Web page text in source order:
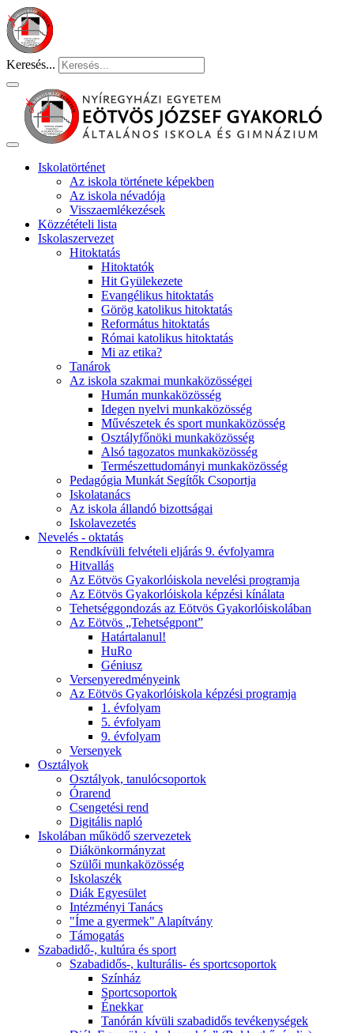
Keresés...
Iskolatörténet
Az iskola története képekben
Az iskola névadója
Visszaemlékezések
Közzétételi lista
Iskolaszervezet
Hitoktatás
Hitoktatók
Hit Gyülekezete
Evangélikus hitoktatás
Görög katolikus hitoktatás
Református hitoktatás
Római katolikus hitoktatás
Mi az etika?
Tanárok
Az iskola szakmai munkaközösségei
Humán munkaközösség
Idegen nyelvi munkaközösség
Művészetek és sport munkaközösség
Osztályfőnöki munkaközösség
Alsó tagozatos munkaközösség
Természettudományi munkaközösség
Pedagógia Munkát Segítők Csoportja
Iskolatanács
Az iskola állandó bizottságai
Iskolavezetés
Nevelés - oktatás
Rendkívüli felvételi eljárás 9. évfolyamra
Hitvallás
Az Eötvös Gyakorlóiskola nevelési programja
Az Eötvös Gyakorlóiskola képzési kínálata
Tehetséggondozás az Eötvös Gyakorlóiskolában
Az Eötvös „Tehetségpont”
Határtalanul!
HuRo
Géniusz
Versenyeredményeink
Az Eötvös Gyakorlóiskola képzési programja
1. évfolyam
5. évfolyam
9. évfolyam
Versenyek
Osztályok
Osztályok, tanulócsoportok
Órarend
Csengetési rend
Digitális napló
Iskolában működő szervezetek
Diákönkormányzat
Szülői munkaközösség
Iskolaszék
Diák Egyesület
Intézményi Tanács
"Íme a gyermek" Alapítvány
Támogatás
Szabadidő-, kultúra és sport
Szabadidős-, kulturális- és sportcsoportok
Színház
Sportcsoportok
Énekkar
Tanórán kívüli szabadidős tevékenységek